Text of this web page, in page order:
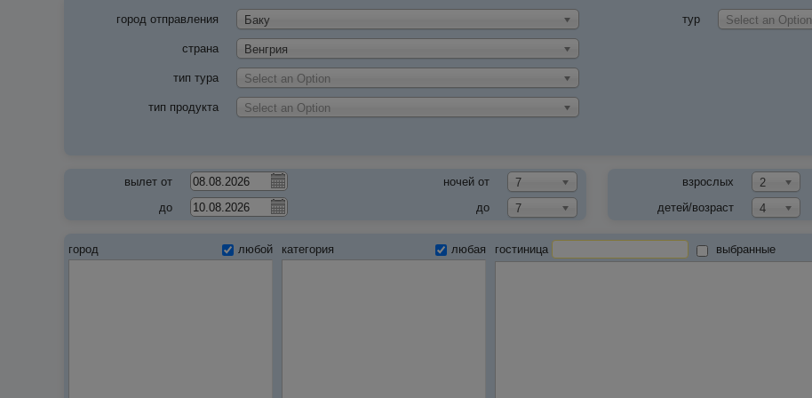
город отправления Баку
страна Венгрия
тип тура Select an Option
тип продукта Select an Option
тур Select an Option
вылет от ночей от
7
до
до 7
взрослых 2
детей/возраст
4
город любой категория любая гостиница выбранные